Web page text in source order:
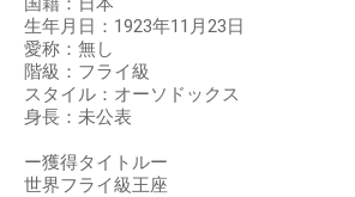
生年月日：1923年11月23日
愛称：無し
階級：フライ級
スタイル：オーソドックス
身長：未公表
ー獲得タイトルー
世界フライ級王座